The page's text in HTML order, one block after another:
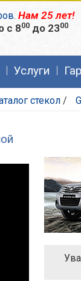
.Нам 25 лет!
с 800 до 2300
Услуги
стекол /